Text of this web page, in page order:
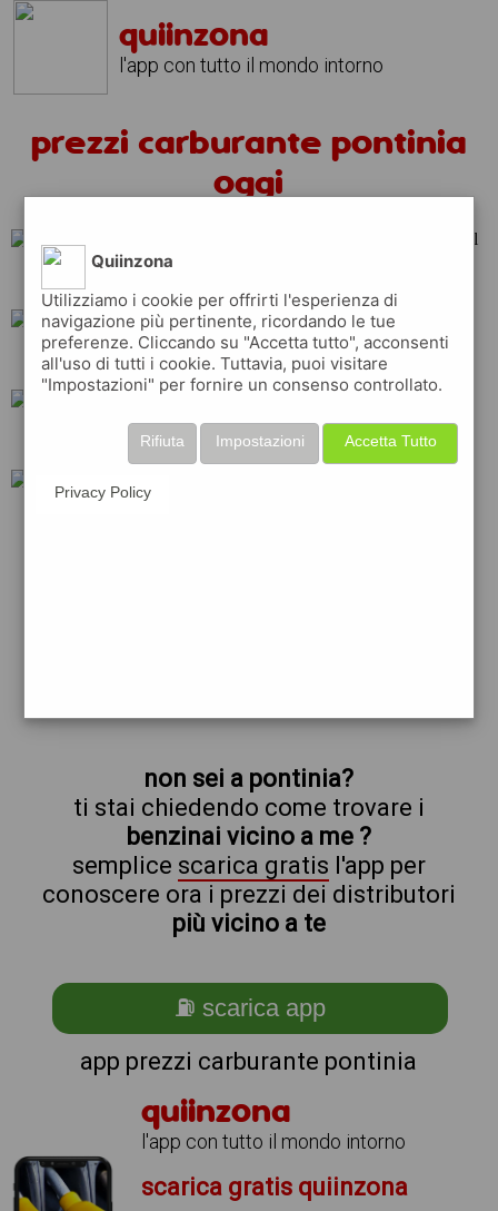
quiinzona
l'app con tutto il mondo intorno
prezzi carburante pontinia
oggi
esso q8 api
erg total
non sei a pontinia?
ti stai chiedendo come trovare i
benzinai vicino a me ?
semplice scarica gratis l'app per
conoscere ora i prezzi dei distributori
più vicino a te
⛽ scarica app
app prezzi carburante pontinia
quiinzona
l'app con tutto il mondo intorno
scarica gratis quiinzona
Quiinzona
Utilizziamo i cookie per offrirti l'esperienza di
navigazione più pertinente, ricordando le tue
preferenze. Cliccando su "Accetta tutto", acconsenti
all'uso di tutti i cookie. Tuttavia, puoi visitare
"Impostazioni" per fornire un consenso controllato.
Accetta Tutto
Impostazioni
Rifiuta
Privacy Policy